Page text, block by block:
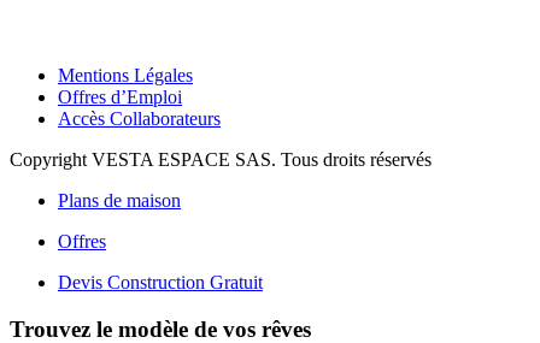
Mentions Légales
Offres d’Emploi
Accès Collaborateurs
Copyright VESTA ESPACE SAS. Tous droits réservés
Plans de maison
Offres
Devis Construction Gratuit
Trouvez le modèle de vos rêves